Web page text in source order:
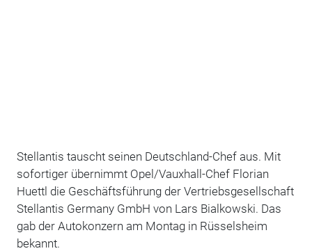
Stellantis tauscht seinen Deutschland-Chef aus. Mit
sofortiger übernimmt Opel/Vauxhall-Chef Florian
Huettl die Geschäftsführung der Vertriebsgesellschaft
Stellantis Germany GmbH von Lars Bialkowski. Das
gab der Autokonzern am Montag in Rüsselsheim
bekannt.